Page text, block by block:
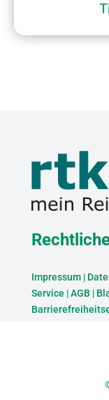
Impressum|
Service |AGB |